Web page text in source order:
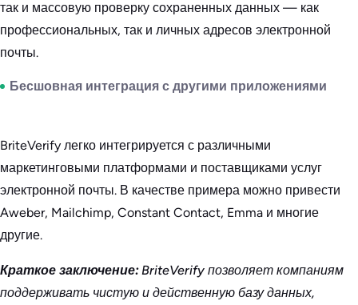
так и массовую проверку сохраненных данных — как
профессиональных, так и личных адресов электронной
почты.
Бесшовная интеграция с другими приложениями
BriteVerify легко интегрируется с различными
маркетинговыми платформами и поставщиками услуг
электронной почты. В качестве примера можно привести
Aweber, Mailchimp, Constant Contact, Emma и многие
другие.
Краткое заключение: BriteVerify позволяет компаниям
поддерживать чистую и действенную базу данных,